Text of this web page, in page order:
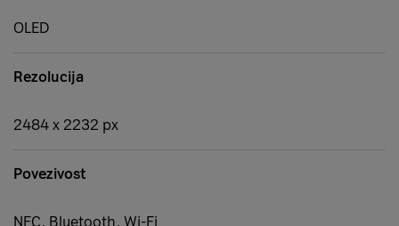
OLED
Rezolucija
2484 x 2232 px
Povezivost
NFC, Bluetooth, Wi-Fi